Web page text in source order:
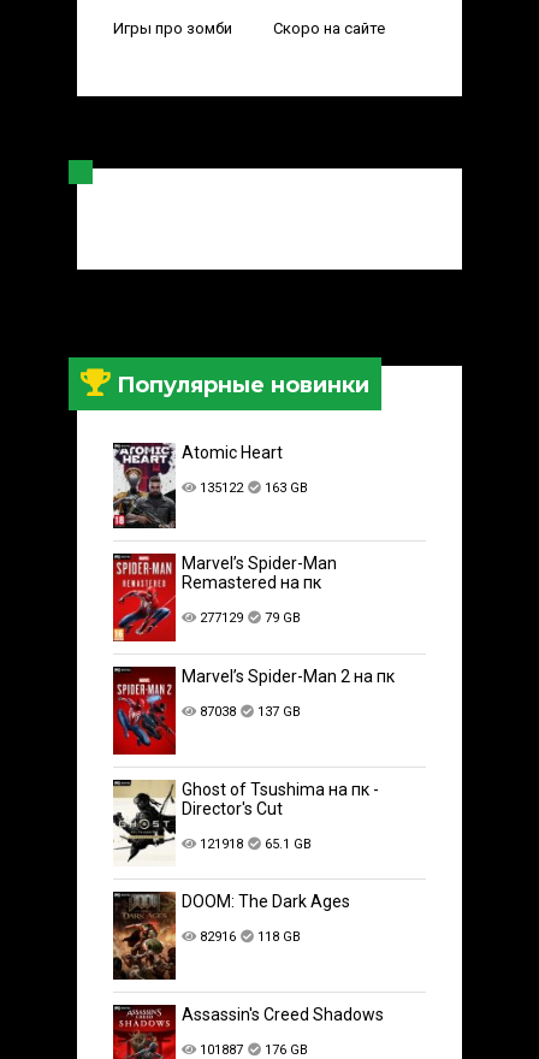
Игры про зомби Скоро на сайте
Популярные новинки
Atomic Heart
135122 163 GB
Marvel’s Spider-Man
Remastered на пк
277129 79 GB
Marvel’s Spider-Man 2 на пк
87038 137 GB
Ghost of Tsushima на пк -
Director's Cut
121918 65.1 GB
DOOM: The Dark Ages
82916 118 GB
Assassin's Creed Shadows
101887 176 GB